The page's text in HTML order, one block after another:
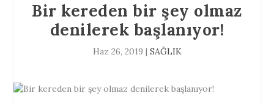
Bir kereden bir şey olmaz
denilerek başlanıyor!
Haz 26, 2019 | SAĞLIK